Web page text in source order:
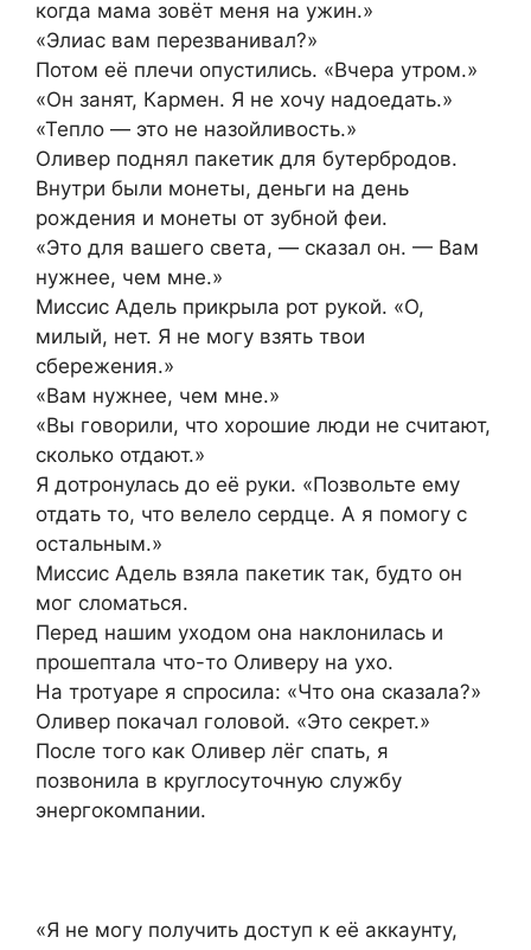
когда мама зовёт меня на ужин.»
«Элиас вам перезванивал?»
Потом её плечи опустились. «Вчера утром.»
«Он занят, Кармен. Я не хочу надоедать.»
«Тепло — это не назойливость.»
Оливер поднял пакетик для бутербродов.
Внутри были монеты, деньги на день
рождения и монеты от зубной феи.
«Это для вашего света, — сказал он. — Вам
нужнее, чем мне.»
Миссис Адель прикрыла рот рукой. «О,
милый, нет. Я не могу взять твои
сбережения.»
«Вам нужнее, чем мне.»
«Вы говорили, что хорошие люди не считают,
сколько отдают.»
Я дотронулась до её руки. «Позвольте ему
отдать то, что велело сердце. А я помогу с
остальным.»
Миссис Адель взяла пакетик так, будто он
мог сломаться.
Перед нашим уходом она наклонилась и
прошептала что-то Оливеру на ухо.
На тротуаре я спросила: «Что она сказала?»
Оливер покачал головой. «Это секрет.»
После того как Оливер лёг спать, я
позвонила в круглосуточную службу
энергокомпании.
«Я не могу получить доступ к её аккаунту,